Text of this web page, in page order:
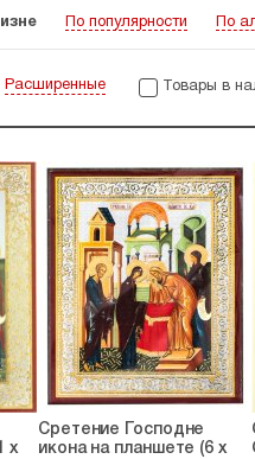
По популярности По
Расширенные Товары в
х
Сретение Господне
икона на планшете (6 х